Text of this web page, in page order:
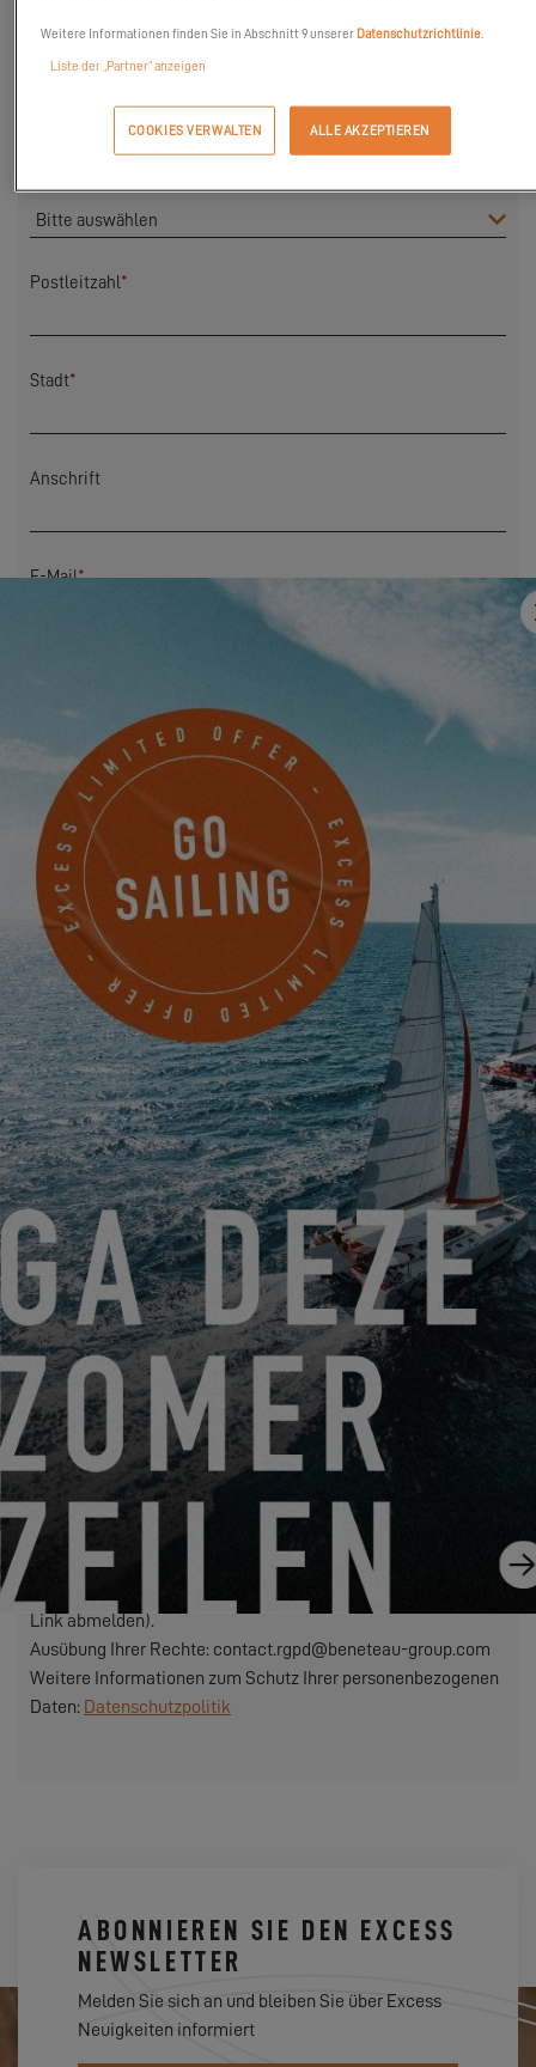
Land*
Postleitzahl*
Stadt*
Anschrift
E-Mail*
Haben Sie uns etwas mitzuteilen?
Ich möchte über Neuigkeiten, Veranstaltungen und
Angebote von EXCESS auf elektronischem Wege informiert
werden.
Friendly Captcha
Die Bearbeitung Ihrer Anfrage erfordert die Übertragung der in
den Pflichtfeldern dieses Formulars eingegebenen
persönlichen Daten an den von Ihnen ausgewählten Händler,
damit dieser sich mit Ihnen in Verbindung setzen kann. Durch
Klicken auf die Schaltfläche „ABSENDEN“ bestätigen Sie Ihr
Einverständnis mit der Übertragung dieser Daten.
ABSENDEN
Mit EXCESS ist Construction Navale Bordeaux gemeint, die
als Verantwortliche für die Datenverarbeitung fungiert. Ihre
personenbezogenen Daten werden verarbeitet, um Ihre
Anfrage zu beantworten, unsere Beziehungen zu Ihnen zu
verwalten und Ihnen, falls Sie sich dafür entschieden haben,
unsere Mitteilungen zuzusenden (in diesem Fall können Sie
sich jederzeit über den in unseren Sendungen enthaltenen
Link abmelden).
Ausübung Ihrer Rechte: contact.rgpd@beneteau-group.com
Weitere Informationen zum Schutz Ihrer personenbezogenen
Daten: Datenschutzpolitik
ABONNIEREN SIE DEN EXCESS
NEWSLETTER
Melden Sie sich an und bleiben Sie über Excess
Neuigkeiten informiert
Weitere Informationen finden Sie in Abschnitt 9 unserer Datenschutzrichtlinie
Liste der „Partner“ anzeigen
COOKIES VERWALTEN ALLE AKZEPTIEREN